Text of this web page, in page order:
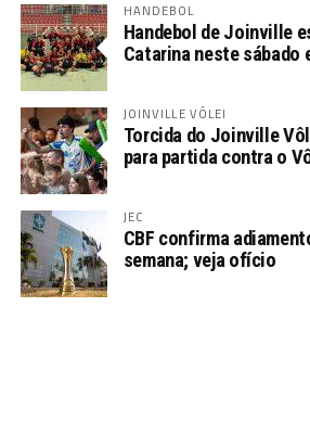
HANDEBOL
Handebol de Joinville
Catarina neste sábado
JOINVILLE VÔLEI
Torcida do Joinville
para partida contra o
JEC
CBF confirma
semana; veja ofício